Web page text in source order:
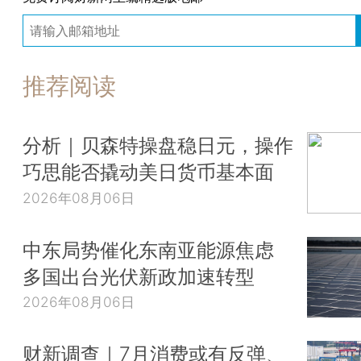
推荐阅读
分析｜贝森特操盘稳日元，操作
巧思能否撬动美日货币基本面
2026年08月06日
中东局势催化东南亚能源焦虑
多国出台光伏新政加速转型
2026年08月06日
财新调查｜7月消费或有反弹、